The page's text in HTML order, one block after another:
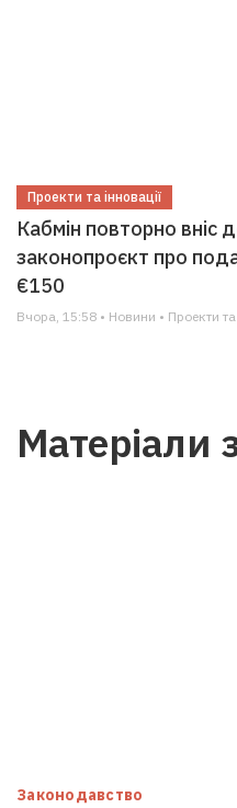
Проекти та інновації
Кабмін повторно вніс
законопроєкт про
€150
Вчора, 15:58 • Новини • Проекти та
Матеріали
Законодавство